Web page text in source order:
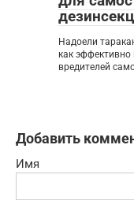
Надоели
как
вредителей
Добавить
Имя